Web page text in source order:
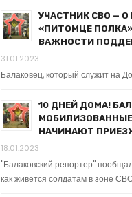
УЧАСТНИК СВО —
«ПИТОМЦЕ
ВАЖНОСТИ
31.01.2023
Балаковец, который служит на
10 ДНЕЙ ДОМА!
НАЧИНАЮТ
18.01.2023
"Балаковский репортер"
как живется солдатам в зоне